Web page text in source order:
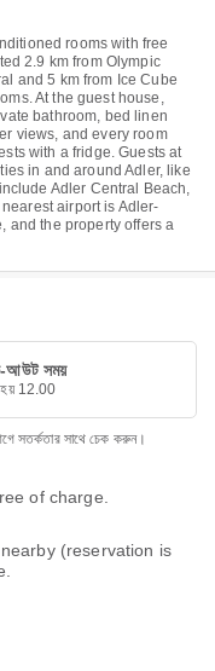
rooms with free
2.9 km from Olympic
and 5 km from Ice Cube
At the guest house,
bathroom, bed linen
views, and every room
with a fridge. Guests at
in and around Adler, like
Adler Central Beach,
airport is Adler-
and the property offers a
আউট সময়
হয় 12.00
সতর্কতার সাথে চেক করুন।
of charge.
(reservation is